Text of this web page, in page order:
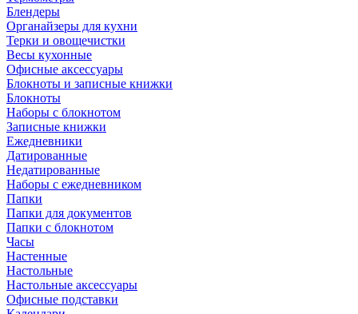
Блендеры
Органайзеры для кухни
Терки и овощечистки
Весы кухонные
Офисные аксессуары
Блокноты и записные книжки
Блокноты
Наборы с блокнотом
Записные книжки
Ежедневники
Датированные
Недатированные
Наборы с ежедневником
Папки
Папки для документов
Папки с блокнотом
Часы
Настенные
Настольные
Настольные аксессуары
Офисные подставки